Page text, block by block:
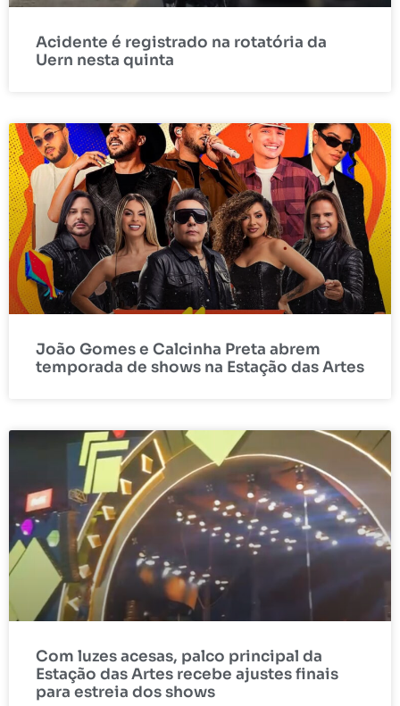
Acidente é registrado na rotatória da
Uern nesta quinta
João Gomes e Calcinha Preta abrem
temporada de shows na Estação das Artes
Com luzes acesas, palco principal da
Estação das Artes recebe ajustes finais
para estreia dos shows